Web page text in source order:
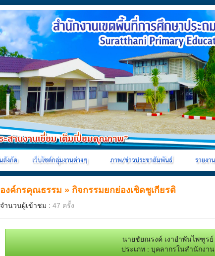
องค์กรคุณธรรม » กิจกรรมยกย่องเชิดชูเกียรติ
จำนวนผู้เข้าชม : 47 ครั้ง
นายชัยณรงค์ เงาอำพันไพฑูรย์
ประเภท : บุคลากรในสำนักงาน